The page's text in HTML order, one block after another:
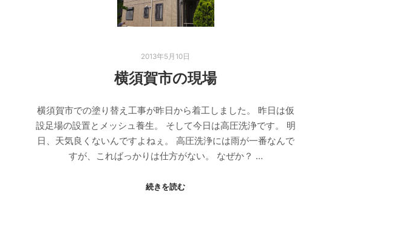
2013年5月10日
横須賀市の現場
横須賀市での塗り替え工事が昨日から着工しました。 昨日は仮
設足場の設置とメッシュ養生。 そして今日は高圧洗浄です。 明
日、天気良くないんですよねぇ。 高圧洗浄には雨が一番なんで
すが、こればっかりは仕方がない。 なぜか？ …
続きを読む